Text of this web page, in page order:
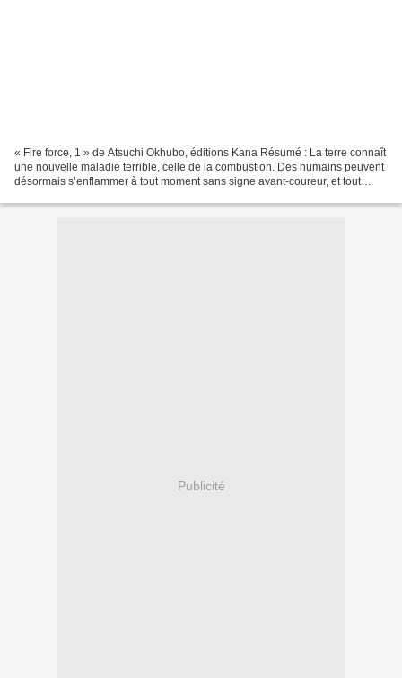
« Fire force, 1 » de Atsuchi Okhubo, éditions Kana Résumé : La terre connaît
une nouvelle maladie terrible, celle de la combustion. Des humains peuvent
désormais s’enflammer à tout moment sans signe avant-coureur, et tout
Publicité